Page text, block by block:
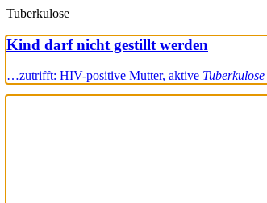
Tuberkulose
Kind darf nicht gestillt werden
…zutrifft: HIV-positive Mutter, aktive Tuberkulose